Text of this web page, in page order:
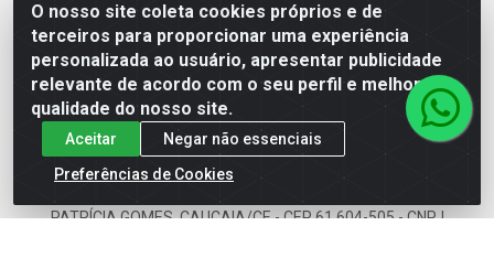
O nosso site coleta cookies próprios e de
terceiros para proporcionar uma experiência
personalizada ao usuário, apresentar publicidade
relevante de acordo com o seu perfil e melhorar a
qualidade do nosso site.
Aceitar
Negar não essenciais
Preferências de Cookies
Formas de Pagamento
WING DISTRIBUIDORA COMÉRCIO E LOGÍSTICA DE MATERIAL
PATRÍCIA GOMES, CAUCAIA/CE - CEP 61.604-505 - CNPJ